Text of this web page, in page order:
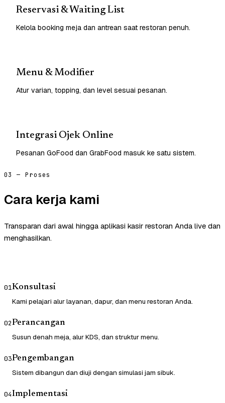
Reservasi & Waiting List
Kelola booking meja dan antrean saat restoran penuh.
Menu & Modifier
Atur varian, topping, dan level sesuai pesanan.
Integrasi Ojek Online
Pesanan GoFood dan GrabFood masuk ke satu sistem.
03 — Proses
Cara kerja kami
Transparan dari awal hingga aplikasi kasir restoran Anda live dan
menghasilkan.
01Konsultasi
Kami pelajari alur layanan, dapur, dan menu restoran Anda.
02Perancangan
Susun denah meja, alur KDS, dan struktur menu.
03Pengembangan
Sistem dibangun dan diuji dengan simulasi jam sibuk.
04Implementasi